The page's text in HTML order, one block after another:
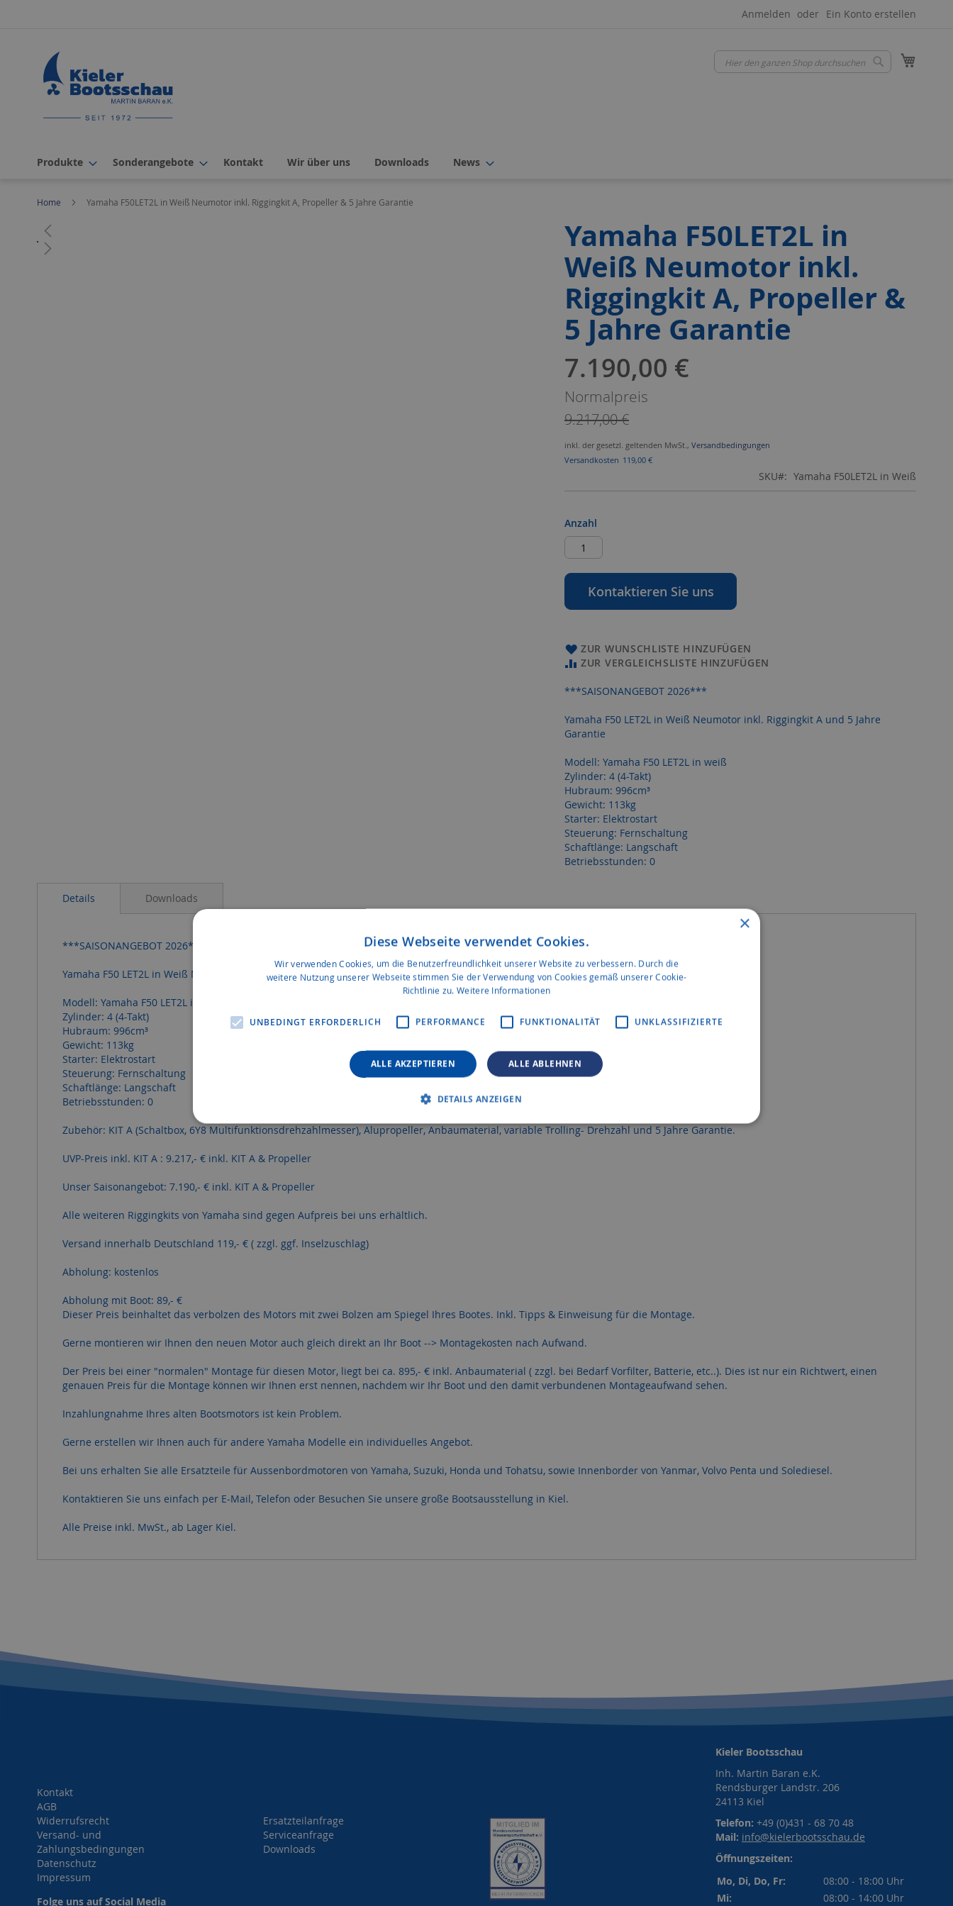
Anmelden Ein Konto erstellen
Suche
Produkte Sonderangebote Kontakt Wir über uns Downloads News
Home Yamaha F50LET2L in Weiß Neumotor inkl. Riggingkit A, Propeller & 5 Jahre Garantie
Yamaha F50LET2L in
Weiß Neumotor inkl.
Riggingkit A, Propeller &
5 Jahre Garantie
Sonderangebot
7.190,00 €
Normalpreis
9.217,00 €
inkl. der gesetzl. geltenden MwSt., Versandbedingungen
Mehr
Versandkosten 119,00 €
SKU Yamaha F50LET2L in Weiß
Anzahl
Kontaktieren Sie uns
ZUR WUNSCHLISTE HINZUFÜGEN
ZUR VERGLEICHSLISTE HINZUFÜGEN
***SAISONANGEBOT 2026***
Yamaha F50 LET2L in Weiß Neumotor inkl. Riggingkit A und 5 Jahre
Garantie
Modell: Yamaha F50 LET2L in weiß
Zylinder: 4 (4-Takt)
Hubraum: 996cm³
Gewicht: 113kg
Starter: Elektrostart
Steuerung: Fernschaltung
Schaftlänge: Langschaft
Betriebsstunden: 0
Zum
Ende
der
Details
***SAISONANGEBOT 2026***
Yamaha F50 LET2L in Weiß Neumotor inkl. Riggingkit A und 5 Jahre Garantie
Modell: Yamaha F50 LET2L in weiß
Zylinder: 4 (4-Takt)
Hubraum: 996cm³
Gewicht: 113kg
Starter: Elektrostart
Steuerung: Fernschaltung
Schaftlänge: Langschaft
Betriebsstunden: 0
Zubehör: KIT A (Schaltbox, 6Y8 Multifunktionsdrehzahlmesser), Alupropeller, Anbaumaterial, variable Trolling- Drehzahl und 5 Jahre Garantie.
UVP-Preis inkl. KIT A : 9.217,- € inkl. KIT A & Propeller
Unser Saisonangebot: 7.190,- € inkl. KIT A & Propeller
Alle weiteren Riggingkits von Yamaha sind gegen Aufpreis bei uns erhältlich.
Versand innerhalb Deutschland 119,- € ( zzgl. ggf. Inselzuschlag)
Abholung: kostenlos
Abholung mit Boot: 89,- €
Dieser Preis beinhaltet das verbolzen des Motors mit zwei Bolzen am Spiegel Ihres Bootes. Inkl. Tipps & Einweisung für die Montage.
Gerne montieren wir Ihnen den neuen Motor auch gleich direkt an Ihr Boot --> Montagekosten nach Aufwand.
Der Preis bei einer "normalen" Montage für diesen Motor, liegt bei ca. 895,- € inkl. Anbaumaterial ( zzgl. bei Bedarf Vorfilter, Batterie, etc..). Dies ist nur ein Richtwert, einen
genauen Preis für die Montage können wir Ihnen erst nennen, nachdem wir Ihr Boot und den damit verbundenen Montageaufwand sehen.
Inzahlungnahme Ihres alten Bootsmotors ist kein Problem.
Gerne erstellen wir Ihnen auch für andere Yamaha Modelle ein individuelles Angebot.
Bei uns erhalten Sie alle Ersatzteile für Aussenbordmotoren von Yamaha, Suzuki, Honda und Tohatsu, sowie Innenborder von Yanmar, Volvo Penta und Solediesel.
Kontaktieren Sie uns einfach per E-Mail, Telefon oder Besuchen Sie unsere große Bootsausstellung in Kiel.
Alle Preise inkl. MwSt., ab Lager Kiel.
Downloads
Kontakt
AGB
Widerrufsrecht
Versand- und
Zahlungsbedingungen
Datenschutz
Impressum
Ersatzteilanfrage
Serviceanfrage
Downloads
Folge uns auf Social Media
Kieler Bootsschau
Inh. Martin Baran e.K.
Rendsburger Landstr. 206
24113 Kiel
Telefon: +49 (0)431 - 68 70 48
Mail: info@kielerbootsschau.de
Öffnungszeiten:
Mo, Di, Do, Fr:
08:00 - 18:00 Uhr
Mi:
08:00 - 14:00 Uhr
×
Diese Webseite verwendet Cookies.
Wir verwenden Cookies, um die Benutzerfreundlichkeit unserer Website zu verbessern. Durch die
weitere Nutzung unserer Webseite stimmen Sie der Verwendung von Cookies gemäß unserer Cookie-
Richtlinie zu.Weitere Informationen
UNBEDINGT ERFORDERLICH PERFORMANCE FUNKTIONALITÄT UNKLASSIFIZIERTE
ALLE AKZEPTIEREN ALLE ABLEHNEN
DETAILS ANZEIGEN